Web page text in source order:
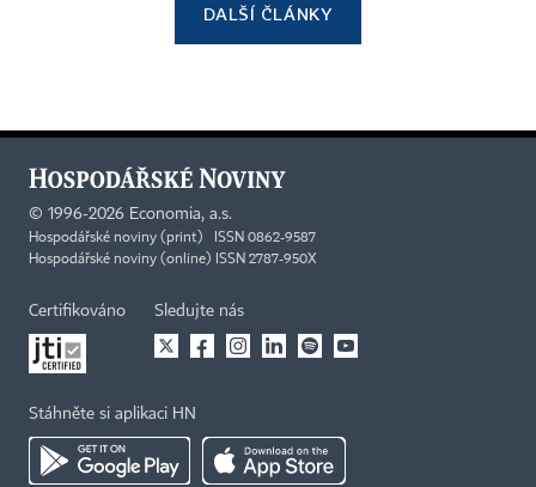
DALŠÍ ČLÁNKY
© 1996-2026 Economia, a.s.
Hospodářské noviny (print) ISSN 0862-9587
Hospodářské noviny (online) ISSN 2787-950X
Certifikováno Sledujte nás
Stáhněte si aplikaci HN